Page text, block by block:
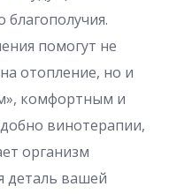
помогут не
отопление, но и
комфортным и
винотерапии,
организм
деталь вашей